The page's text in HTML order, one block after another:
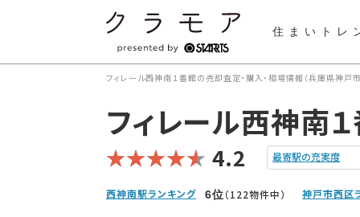
住まいトレ
フィレール西神南１番館の売却査定・購入・相場情報（兵庫県神
フィレール西神南
4.2 最寄駅の充実度
西神南駅ランキング 6位（122物件中） 神戸市西区